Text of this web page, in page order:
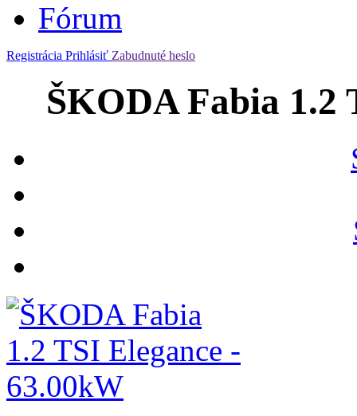
Fórum
Registrácia Prihlásiť Zabudnuté heslo
ŠKODA Fabia 1.2